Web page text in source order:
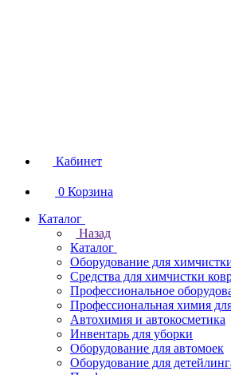
Кабинет
0 Корзина
Каталог
Назад
Каталог
Оборудование для
Средства для химчистки
Профессиональное
Профессиональная химия
Автохимия и автокосметика
Инвентарь для уборки
Оборудование для автомоек
Оборудование для